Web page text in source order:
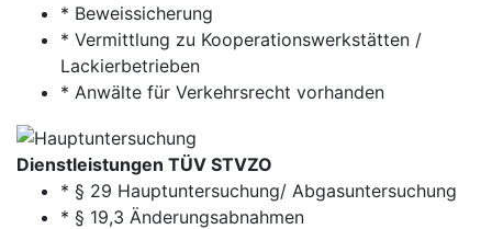
* Beweissicherung
* Vermittlung zu Kooperationswerkstätten /
Lackierbetrieben
* Anwälte für Verkehrsrecht vorhanden
Dienstleistungen TÜV STVZO
* § 29 Hauptuntersuchung/ Abgasuntersuchung
* § 19,3 Änderungsabnahmen